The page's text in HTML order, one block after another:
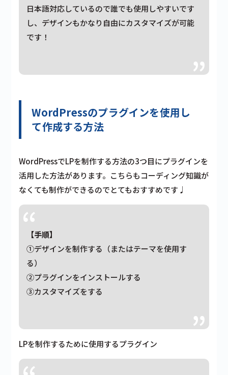
日本語対応しているので誰でも使用しやすいです
し、デザインもかなり自由にカスタマイズが可能
です！
WordPressのプラグインを使用し
て作成する方法
WordPressでLPを制作する方法の3つ目にプラグインを
活用した方法があります。こちらもコーディング知識が
なくても制作ができるのでとてもおすすめです♩
【手順】
①デザインを制作する（またはテーマを使用す
る）
②プラグインをインストールする
③カスタマイズをする
LPを制作するために使用するプラグイン